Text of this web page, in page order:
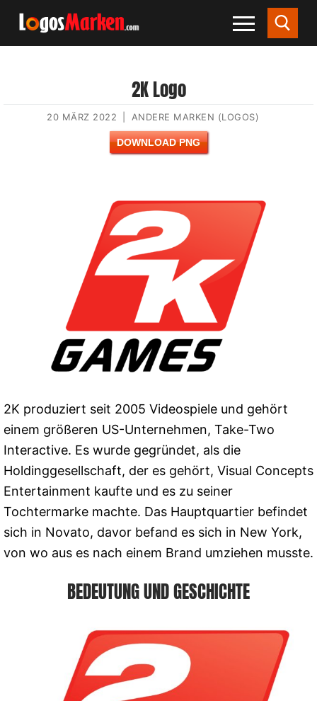
2K Logo
20 MÄRZ 2022 ANDERE MARKEN (LOGOS)
DOWNLOAD PNG
2K produziert seit 2005 Videospiele und gehört
einem größeren US-Unternehmen, Take-Two
Interactive. Es wurde gegründet, als die
Holdinggesellschaft, der es gehört, Visual Concepts
Entertainment kaufte und es zu seiner
Tochtermarke machte. Das Hauptquartier befindet
sich in Novato, davor befand es sich in New York,
von wo aus es nach einem Brand umziehen musste.
BEDEUTUNG UND GESCHICHTE